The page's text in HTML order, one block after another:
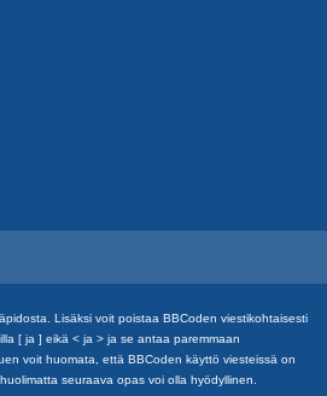
Lisäksi voit poistaa BBCoden viestikohtaisesti
[ ja ] eikä < ja > ja se antaa paremmaan
voit huomata, että BBCoden käyttö viesteissä on
seuraava opas voi olla hyödyllinen.